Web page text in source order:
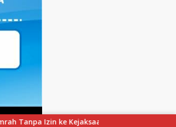
UNIMEN Tambah Delapan Program Studi